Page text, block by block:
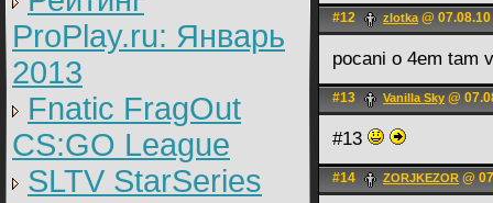
ProPlay.ru: Январь
2013
Fnatic FragOut
CS:GO League
SLTV StarSeries
#12 zlotka@
pocani o 4em tam
#13 Vanilla Sky @
#13
#14 ZORJKEZOR @